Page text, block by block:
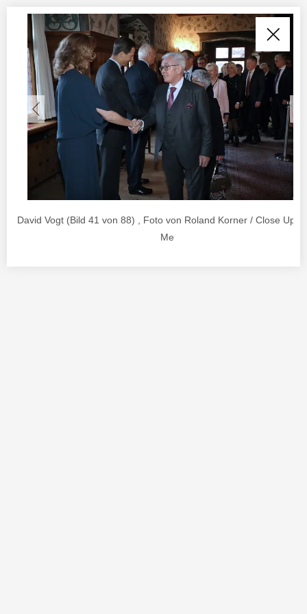
David Vogt (Bild 41 von 88) , Foto von Roland Korner / Close Up
Me